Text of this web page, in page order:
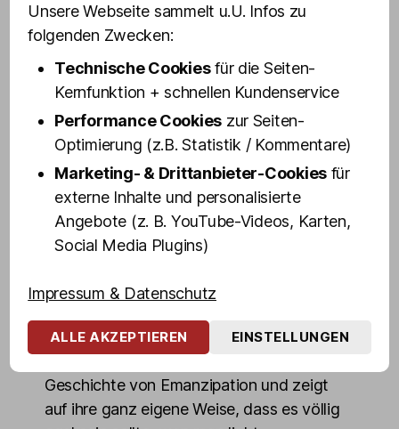
weltberühmtes Viertel. Zwischenstopps
gibt es unter anderem an der Davidwache,
auf dem Spielbudenplatz und an weiteren
legendären Orten des Viertels – inklusive
eines Blicks hinter die Kulissen der Olivia
Jones Family mit einem exklusiven
Zwischenstopp in Olivias Kostümfundus.
Veuve ist weit mehr als nur Entertainerin:
und Respekt spricht sie auch an Schulen
Akzeptanz und das Anderssein. Mit viel
Geschichte von Emanzipation und zeigt
auf ihre ganz eigene Weise, dass es völlig
Unsere Webseite sammelt u.U. Infos zu
folgenden Zwecken:
Technische Cookiesfür die Seiten-
Kernfunktion + schnellen Kundenservice
Performance Cookies zur Seiten-
Optimierung (z.B. Statistik / Kommentare)
Marketing- & Drittanbieter-Cookies für
externe Inhalte und personalisierte
Angebote (z. B. YouTube-Videos, Karten,
Social Media Plugins)
Impressum & Datenschutz
ALLE AKZEPTIEREN EINSTELLUNGEN